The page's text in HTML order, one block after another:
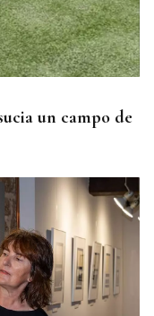
un campo de